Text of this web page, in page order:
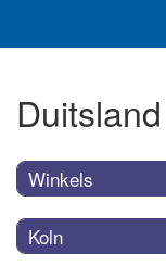
Winkels
Koln